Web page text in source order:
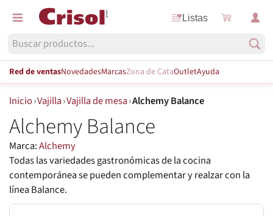
Listas
Red de ventasNovedadesMarcasZona de CataOutletAyuda
Inicio›Vajilla›Vajilla de mesa›Alchemy Balance
Alchemy Balance
Marca:Alchemy
Todas las variedades gastronómicas de la cocina
contemporánea se pueden complementar y realzar con la
línea Balance.